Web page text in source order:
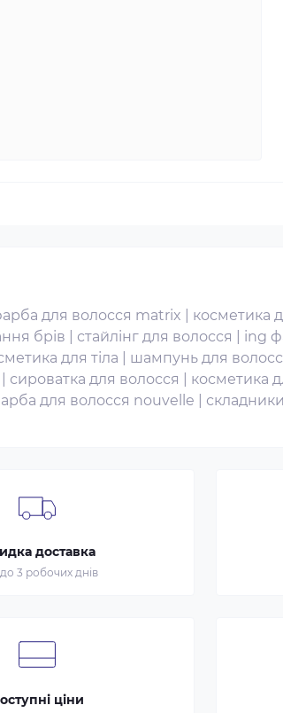
для волосся matrix косметика
брів стайлінг для волосся ing
для тіла шампунь для
сироватка для волосся косметика
для волосся nouvelle
доставка
до 3 робочих днів
ціни